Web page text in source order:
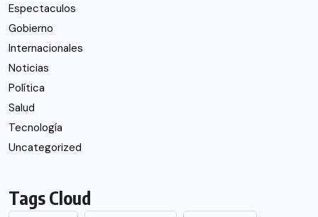
Espectaculos
Gobierno
Internacionales
Noticias
Política
Salud
Tecnología
Uncategorized
Tags Cloud